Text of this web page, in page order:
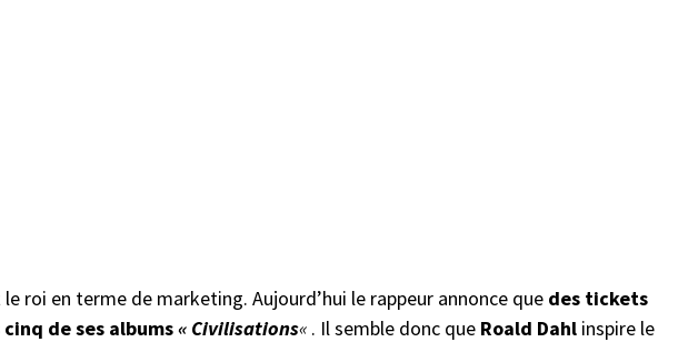
roi en terme de marketing. Aujourd’hui le rappeur annonce que des tickets
cinq de ses albums« Civilisations« . Il semble donc que Roald Dahl inspire le